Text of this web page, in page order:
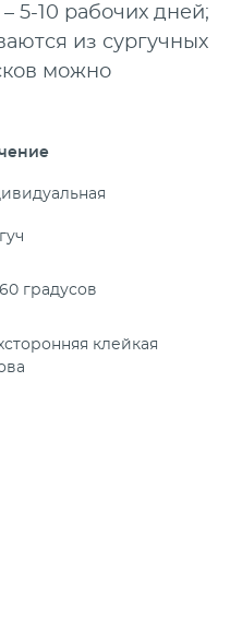
5-10 рабочих дней;
из сургучных
можно
градусов
клейкая